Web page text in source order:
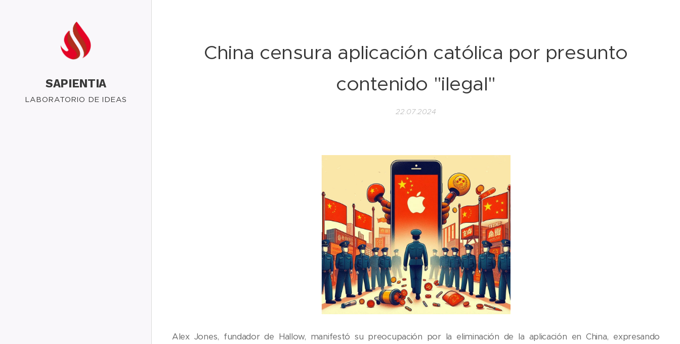
SAPIENTIA
LABORATORIO DE IDEAS
China censura aplicación católica por presunto
contenido "ilegal"
22.07.2024
Alex Jones, fundador de Hallow, manifestó su preocupación por la eliminación de la aplicación en China, expresando